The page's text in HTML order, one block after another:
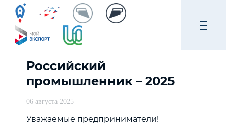
Российский
промышленник – 2025
06 августа 2025
Уважаемые предприниматели!